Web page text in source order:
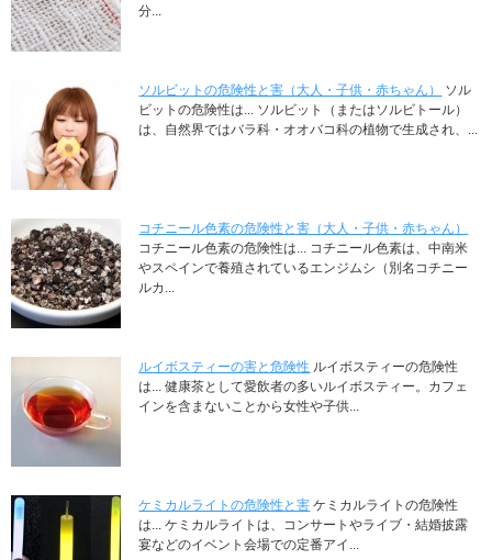
分...
ソルビットの危険性と害（大人・子供・赤ちゃん）
ソル
ビットの危険性は... ソルビット（またはソルビトール）
は、自然界ではバラ科・オオバコ科の植物で生成され、...
コチニール色素の危険性と害（大人・子供・赤ちゃん）
コチニール色素の危険性は... コチニール色素は、中南米
やスペインで養殖されているエンジムシ（別名コチニー
ルカ...
ルイボスティーの害と危険性 ルイボスティーの危険性
は... 健康茶として愛飲者の多いルイボスティー。カフェ
インを含まないことから女性や子供...
ケミカルライトの危険性と害 ケミカルライトの危険性
は... ケミカルライトは、コンサートやライブ・結婚披露
宴などのイベント会場での定番アイ...